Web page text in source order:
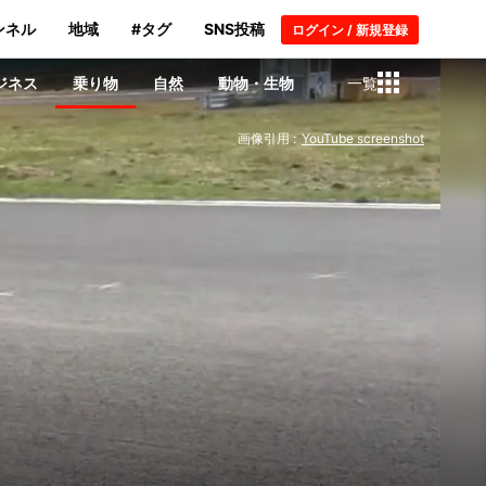
ネル 地域 #タグ SNS投稿 ログイン / 新規登録
ネス 乗り物 自然 動物・生物 一覧
画像引用 : YouTube screenshot